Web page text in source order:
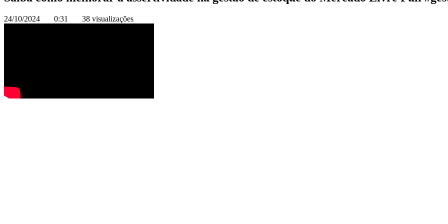
24/10/2024 0:31 38 visualizações